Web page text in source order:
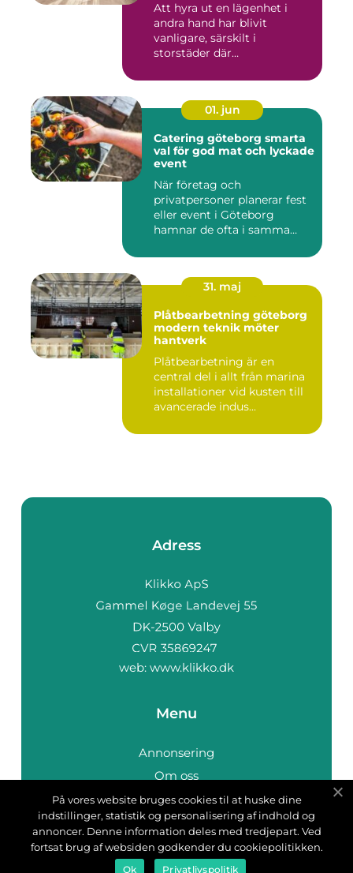
Att hyra ut en lägenhet i
andra hand har blivit
vanligare, särskilt i
storstäder där
01. jun
Catering göteborg smarta
val för god mat och lyckade
event
När företag och
privatpersoner planerar fest
eller event i Göteborg
hamnar de ofta i samma
31. maj
Plåtbearbetning göteborg
modern teknik möter
hantverk
Plåtbearbetning är en
central del i allt från marina
installationer vid kusten till
avancerade indus...
Adress
web: www.klikko.dk
Menu
Annonsering
Om oss
Cookies
Kontakta oss
Sitemap
På vores website bruges cookies til at huske dine
indstillinger, statistik og personalisering af indhold og
annoncer. Denne information deles med tredjepart. Ved
fortsat brug af websiden godkender du cookiepolitikken.
Ok Privatlivspolitik